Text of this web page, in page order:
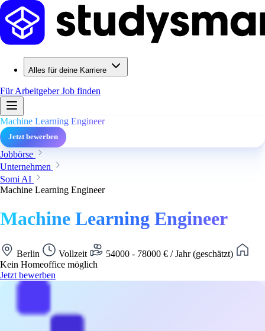
Alles für deine Karriere
Für ArbeitgeberJob finden
Machine Learning Engineer
Jetzt bewerben
Jobbörse
Unternehmen
Somi AI
Machine Learning Engineer
Machine Learning Engineer
Berlin Vollzeit
54000 - 78000 € / Jahr (geschätzt)
Kein Homeoffice möglich
Jetzt bewerben